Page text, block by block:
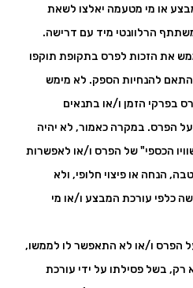
או מי מטעמה יאלצו לשאת
הרלוונטי מיד עם דרישה.
את הזכות לפרס בתקופת תוקפו
להנחיות הספק. לא מימש
בפרקי הזמן ו/או בתנאים
על הפרס. במקרה כאמור, לא יהיה
הכספי" של הפרס ו/או לאפשרות
הנחה או פיצוי חלופי, ולא
כלפי עורכת המבצע ו/או מי
על הפרס ו/או לא התאפשר לו לממשו,
בשל פסילתו על ידי עורכת